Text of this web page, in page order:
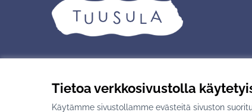
Tietoa verkkosivustolla
Käytämme sivustollamme evästeitä sivuston